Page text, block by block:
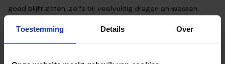
Toestemming Details Over
goed blijft zitten, zelfs bij veelvuldig dragen en wassen.
TEAM VIKING HEREN SHIRT